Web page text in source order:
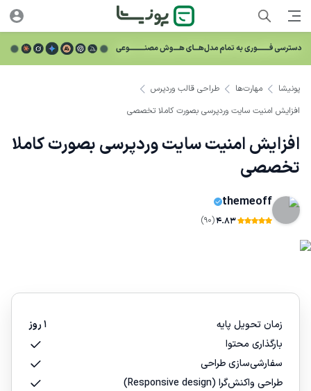
پونیشا مهارت‌ها
طراحی قالب وردپرس
افزایش امنیت سایت وردپرسی بصورت کاملا تخصصی
افزایش امنیت سایت وردپرسی بصورت کاملا
تخصصی
themeoff
4.83
(90)
زمان تحویل پایه
1 روز
بارگذاری محتوا
سفارشی‌سازی طراحی
طراحی واکنش‌گرا (Responsive design)